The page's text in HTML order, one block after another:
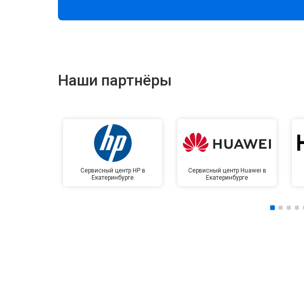
Наши партнёры
Сервисный центр HP в
Екатеринбурге
Сервисный центр Huawei в
Екатеринбурге